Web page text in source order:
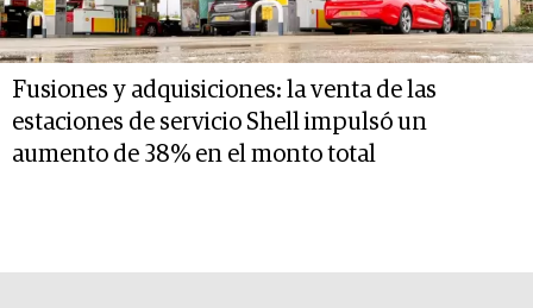
Fusiones y adquisiciones: la venta de las
estaciones de servicio Shell impulsó un
aumento de 38% en el monto total